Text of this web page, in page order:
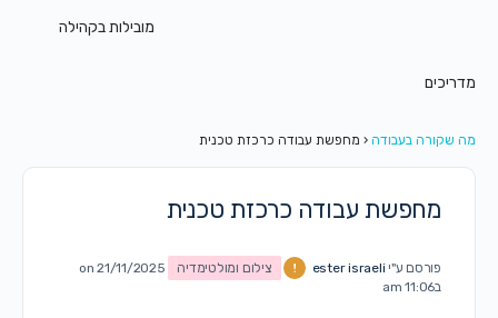
מובילות בקהילה
מדריכים
מה שקורה בעבודה ‹ מחפשת עבודה כרכזת טכנית
מחפשת עבודה כרכזת טכנית
פורסם ע"י ester israeli צילום ומולטימדיה
on 21/11/2025
ב11:06 am